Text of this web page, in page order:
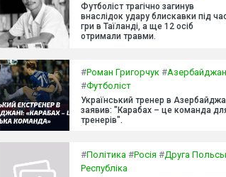
Футболіст трагічно загинув
внаслідок удару блискавки під
гри в Таїланді, а ще 12 осіб
отримали травми.
#Роман Григорчук #Азербайджан
#Футболіст
Український тренер в
заявив: "Карабах – це команда
тренерів".
#Політика #Росія #Друга
Республіка